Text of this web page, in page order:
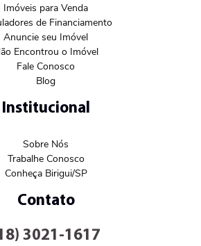
Imóveis para Venda
de Financiamento
Anuncie seu Imóvel
Encontrou o Imóvel
Fale Conosco
Blog
Institucional
Sobre Nós
Trabalhe Conosco
Conheça Birigui/SP
Contato
3021-1617